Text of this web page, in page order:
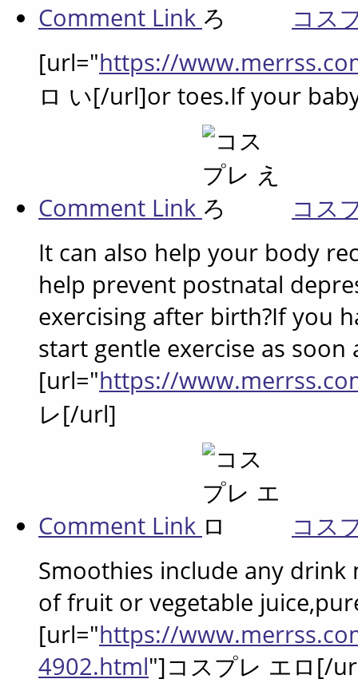
Comment Link
コス
[url="https://
ロ い[/url]or toes.If your
Comment Link
コス
It can also help your body
help prevent postnatal
exercising after birth?If you
start gentle exercise as
[url="https://
レ[/url]
Comment Link
コス
Smoothies include any
of fruit or vegetable
[url="https://
4902.html"]コスプレ エロ[/